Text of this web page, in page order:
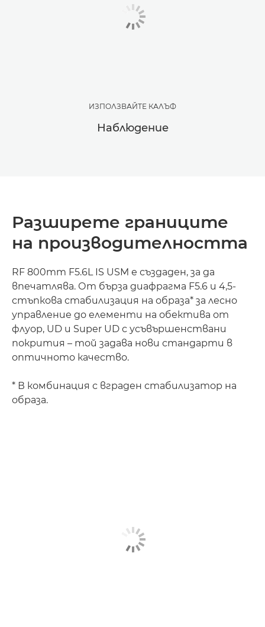
ИЗПОЛЗВАЙТЕ КАЛЪФ
Наблюдение
Разширете границите
на производителността
RF 800mm F5.6L IS USM е създаден, за да
впечатлява. От бърза диафрагма F5.6 и 4,5-
стъпкова стабилизация на образа* за лесно
управление до елементи на обектива от
флуор, UD и Super UD с усъвършенствани
покрития – той задава нови стандарти в
оптичното качество.
* В комбинация с вграден стабилизатор на
образа.